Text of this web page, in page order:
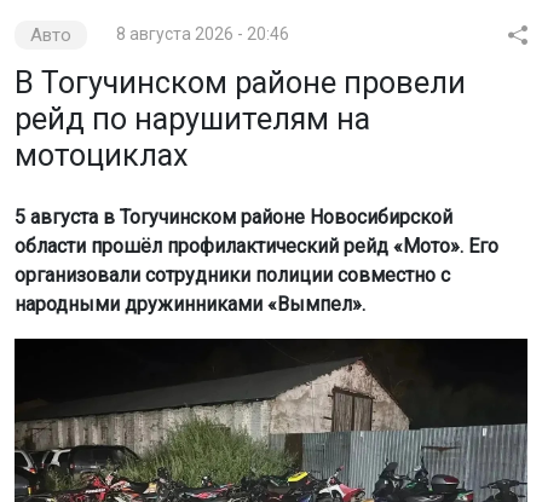
Авто 8 августа 2026 - 20:46
В Тогучинском районе провели
рейд по нарушителям на
мотоциклах
5 августа в Тогучинском районе Новосибирской
области прошёл профилактический рейд «Мото». Его
организовали сотрудники полиции совместно с
народными дружинниками «Вымпел».